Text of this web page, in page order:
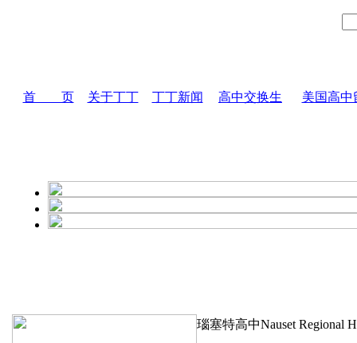
首 页 关于丁丁 丁丁新闻 高中交换生 美国高中
瑙塞特高中Nauset Regional